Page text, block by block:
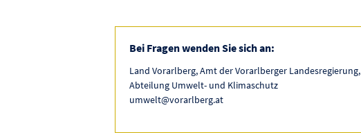
Bei Fragen wenden Sie sich an:
Land Vorarlberg, Amt der Vorarlberger Landesregierung,
Abteilung Umwelt- und Klimaschutz
umwelt@vorarlberg.at